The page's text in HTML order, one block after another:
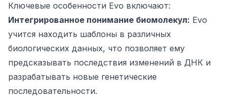
Ключевые особенности Evo включают:
Интегрированное понимание биомолекул: Evo
учится находить шаблоны в различных
биологических данных, что позволяет ему
предсказывать последствия изменений в ДНК и
разрабатывать новые генетические
последовательности.